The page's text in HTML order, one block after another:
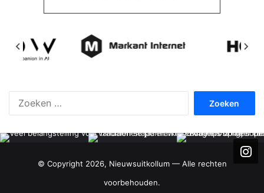
© Copyright 2026, Nieuwsuitkollum — Alle rechten
voorbehouden.